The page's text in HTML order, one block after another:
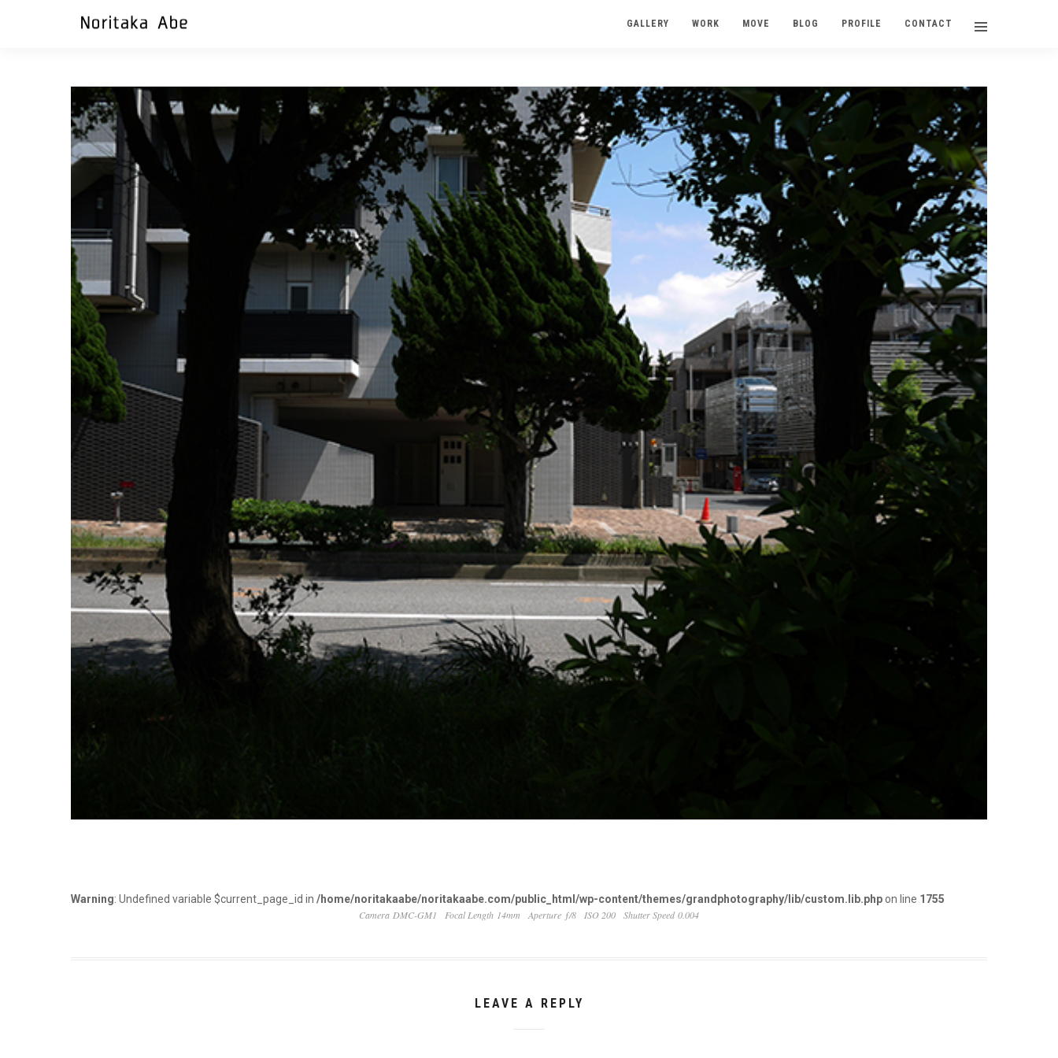
GALLERY WORK MOVE BLOG PROFILE CONTACT
Warning: Undefined variable $current_page_id in /home/noritakaabe/noritakaabe.com/public_html/wp-content/themes/grandphotography/lib/custom.lib.phpon line 1755
Camera DMC-GM1
Focal Length 14mm Aperture ƒ/8 ISO 200 Shutter Speed 0.004
LEAVE A REPLY